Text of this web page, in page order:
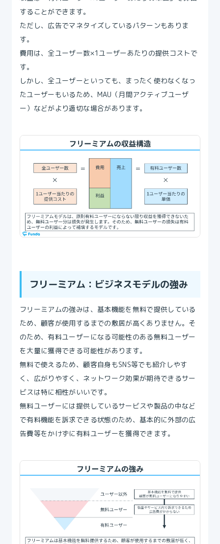
することができます。
ただし、広告でマネタイズしているパターンもありま
す。
費用は、全ユーザー数×1ユーザーあたりの提供コストで
す。
しかし、全ユーザーといっても、まったく使わなくなっ
たユーザーもいるため、MAU（月間アクティブユーザ
ー）などがより適切な場合があります。
フリーミアム：ビジネスモデルの強み
フリーミアムの強みは、基本機能を無料で提供している
ため、顧客が使用するまでの敷居が高くありません。そ
のため、有料ユーザーになる可能性のある無料ユーザー
を大量に獲得できる可能性があります。
無料で使えるため、顧客自身もSNS等でも紹介しやす
く、広がりやすく、ネットワーク効果が期待できるサー
ビスは特に相性がいいです。
無料ユーザーには提供しているサービスや製品の中など
で有料機能を訴求できる状態のため、基本的に外部の広
告費等をかけずに有料ユーザーを獲得できます。